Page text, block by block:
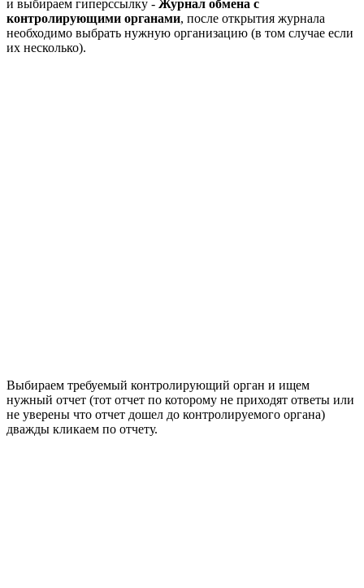
и выбираем гиперссылку - Журнал обмена с
контролирующими органами, после открытия журнала
необходимо выбрать нужную организацию (в том случае если
их несколько).
Выбираем требуемый контролирующий орган и ищем
нужный отчет (тот отчет по которому не приходят ответы или
не уверены что отчет дошел до контролируемого органа)
дважды кликаем по отчету.